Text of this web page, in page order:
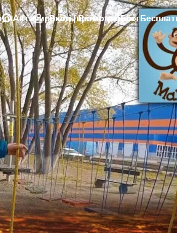
Активировать промокодБлог
Вход | Регистрация